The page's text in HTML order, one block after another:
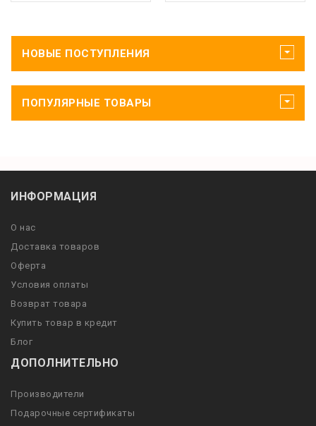
НОВЫЕ ПОСТУПЛЕНИЯ
ПОПУЛЯРНЫЕ ТОВАРЫ
ИНФОРМАЦИЯ
О нас
Доставка товаров
Оферта
Условия оплаты
Возврат товара
Купить товар в кредит
Блог
ДОПОЛНИТЕЛЬНО
Производители
Подарочные сертификаты